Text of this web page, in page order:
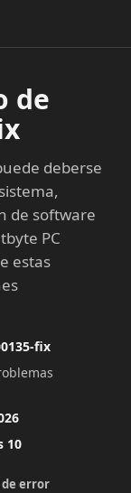
de
deberse
de software
PC
estas
fix
10
de error